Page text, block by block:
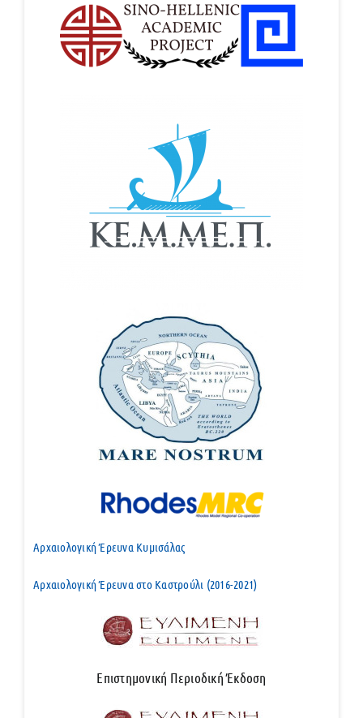
Αρχαιολογική Έρευνα Κυμισάλας
Αρχαιολογική Έρευνα στο Καστρούλι (2016-2021)
Επιστημονική Περιοδική Έκδοση